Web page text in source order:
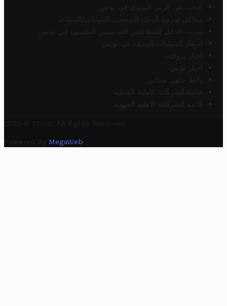
البحث عن الرمز البريدي في تونس
محاكي ضريبة الدخل الشخصي للموظف/المتقاعد
ضريبة الدخل للمتقاعدين الفرنسيين المقيمين في تونس
أسعار السيارات الجديدة في تونس
أخبار تروفيت
أخبار تونس
رابط خلفي مجاني
قائمة الشركات الأهلية المحلية
قائمة الشركات الأهلية الجهوية
2025 © Trovit. All Rights Reserved.
Powered By MegaWeb